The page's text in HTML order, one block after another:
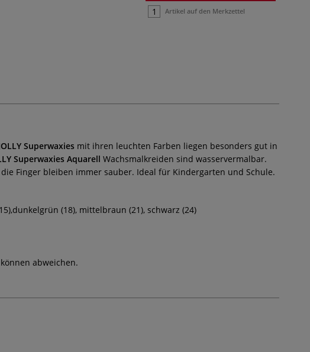
Artikel auf den Merkzettel
Superwaxies mit ihren leuchten Farben liegen besonders gut in
Superwaxies Aquarell Wachsmalkreiden sind wasservermalbar.
Finger bleiben immer sauber. Ideal für Kindergarten und Schule.
(18), mittelbraun (21), schwarz (24)
abweichen.